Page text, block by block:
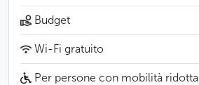
Budget
Wi-Fi gratuito
Per persone con mobilità ridotta